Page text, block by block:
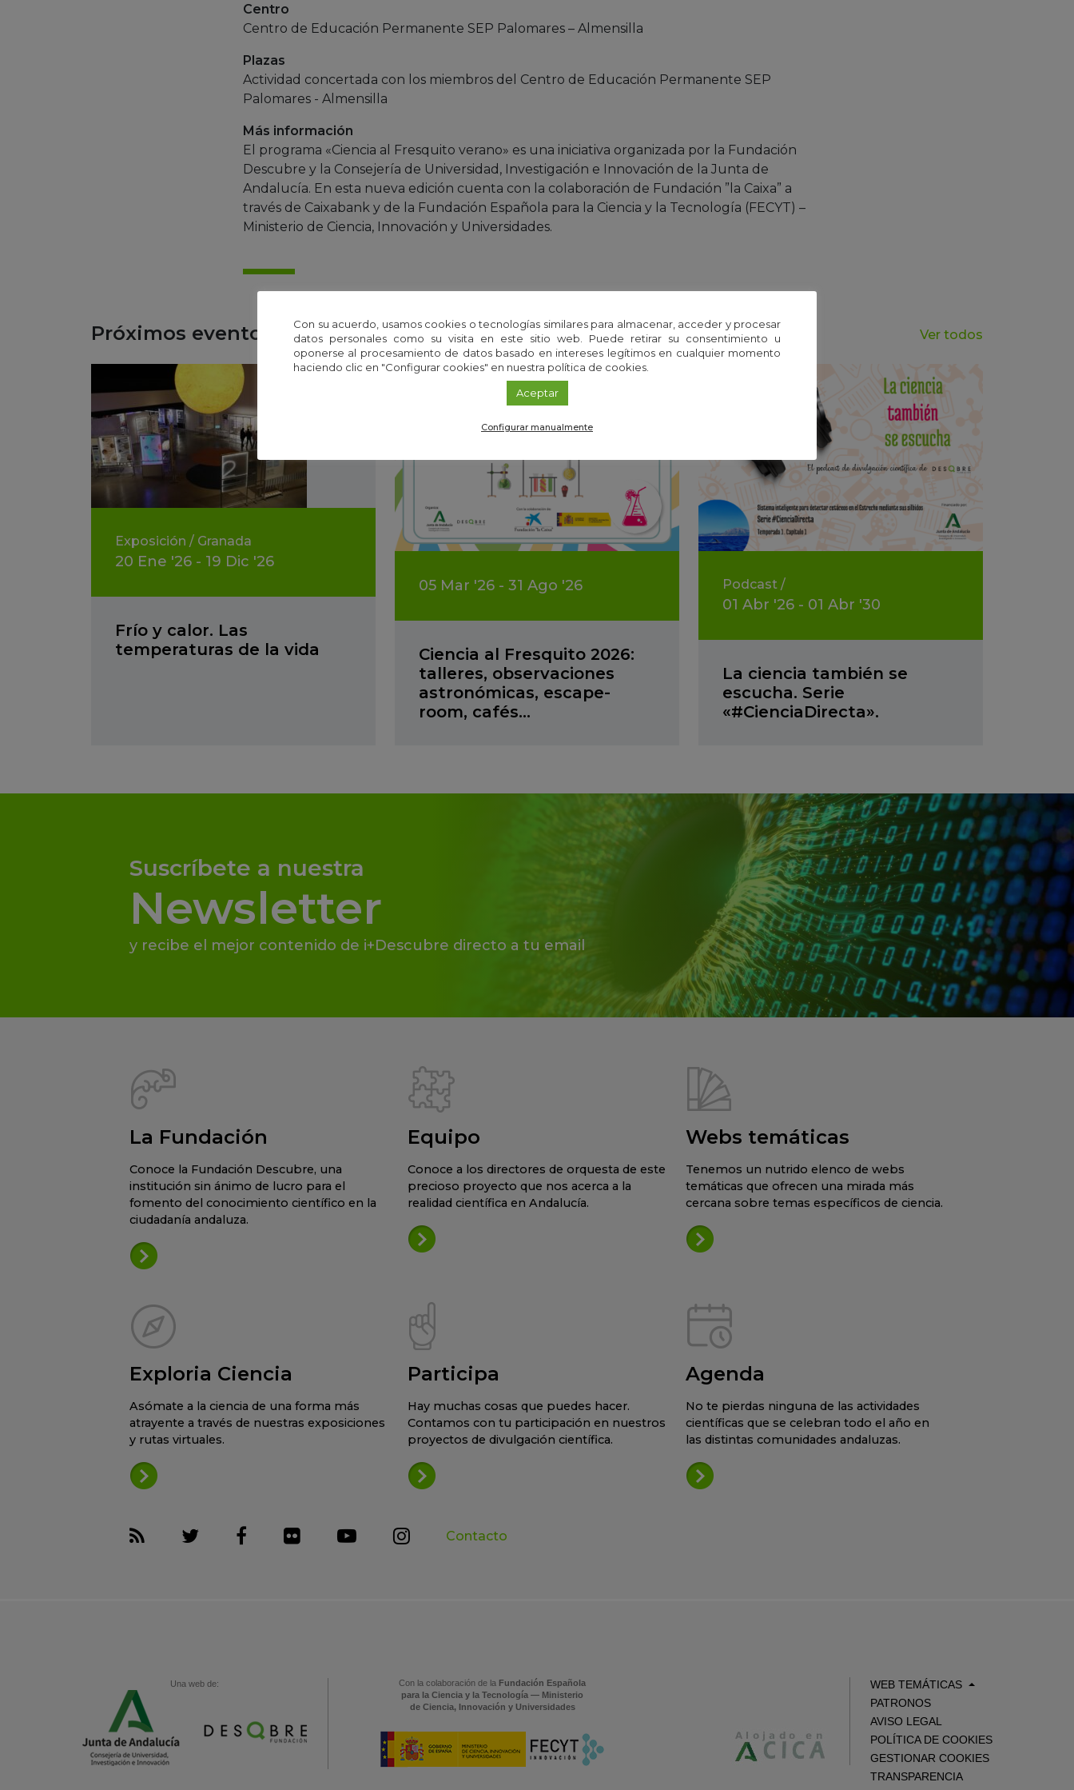
Centro
Centro de Educación Permanente SEP Palomares – Almensilla
Plazas
Actividad concertada con los miembros del Centro de Educación Permanente SEP
Palomares - Almensilla
Más información
El programa «Ciencia al Fresquito verano» es una iniciativa organizada por la Fundación
Descubre y la Consejería de Universidad, Investigación e Innovación de la Junta de
Andalucía. En esta nueva edición cuenta con la colaboración de Fundación ”la Caixa” a
través de Caixabank y de la Fundación Española para la Ciencia y la Tecnología (FECYT) –
Ministerio de Ciencia, Innovación y Universidades.
Próximos eventos Ver todos
Exposición / Granada
20 Ene '26 - 19 Dic '26
Frío y calor. Las
temperaturas de la vida
05 Mar '26 - 31 Ago '26
Ciencia al Fresquito 2026:
talleres, observaciones
astronómicas, escape-
room, cafés…
Podcast /
01 Abr '26 - 01 Abr '30
La ciencia también se
escucha. Serie
«#CienciaDirecta».
Suscríbete a nuestra
Newsletter
y recibe el mejor contenido de i+Descubre directo a tu email
La Fundación
Conoce la Fundación Descubre, una
institución sin ánimo de lucro para el
fomento del conocimiento científico en la
ciudadanía andaluza.
Equipo
Conoce a los directores de orquesta de este
precioso proyecto que nos acerca a la
realidad científica en Andalucía.
Webs temáticas
Tenemos un nutrido elenco de webs
temáticas que ofrecen una mirada más
cercana sobre temas específicos de ciencia.
Exploria Ciencia
Asómate a la ciencia de una forma más
atrayente a través de nuestras exposiciones
y rutas virtuales.
Participa
Hay muchas cosas que puedes hacer.
Contamos con tu participación en nuestros
proyectos de divulgación científica.
Agenda
No te pierdas ninguna de las actividades
científicas que se celebran todo el año en
las distintas comunidades andaluzas.
Contacto
Una web de: Con la colaboración de la Fundación Española
para la Ciencia y la Tecnología — Ministerio
de Ciencia, Innovación y Universidades
WEB TEMÁTICAS
PATRONOS
AVISO LEGAL
POLÍTICA DE COOKIES
GESTIONAR COOKIES
TRANSPARENCIA
Con su acuerdo, usamos cookies o tecnologías similares para almacenar, acceder y procesar
datos personales como su visita en este sitio web. Puede retirar su consentimiento u
oponerse al procesamiento de datos basado en intereses legítimos en cualquier momento
haciendo clic en "Configurar cookies" en nuestra política de cookies.
Aceptar
Configurar manualmente